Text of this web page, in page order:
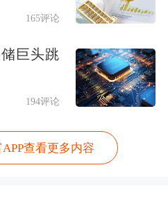
影片数量、质量与
。
公司 欢喜传媒主控
、万达电影出品的
165评论
巨头跳
194评论
查看更多内容